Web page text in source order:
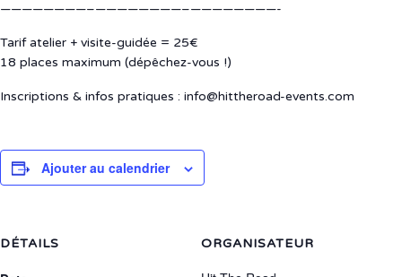
————————–————————–————————-
Tarif atelier + visite-guidée = 25€
18 places maximum (dépêchez-vous !)
Inscriptions & infos pratiques : info@hittheroad-events.com
Ajouter au calendrier
DÉTAILS ORGANISATEUR